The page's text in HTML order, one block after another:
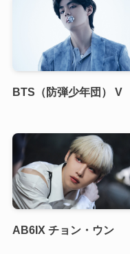
BTS（防弾少年団） V
AB6IX チョン・ウン